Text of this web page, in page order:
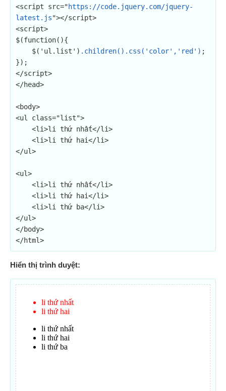
<script src="https://code.jquery.com/jquery-
latest.js"></script>
<script>
$(function(){
    $('ul.list')
.children().css('color','red') ;
});
</script>
</head>
<body>
<ul class="list">
</ul>
<ul>
</ul>
</body>
</html>
Hiển thị trình duyệt: